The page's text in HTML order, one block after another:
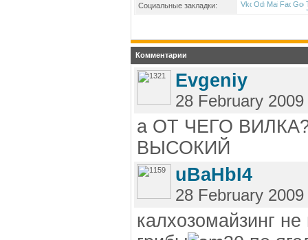
Социальные закладки:
Комментарии
Evgeniy
28 February
а ОТ ЧЕГО
ВЫСОКИЙ
uBaHbI4
28 February
калхозомайзинг